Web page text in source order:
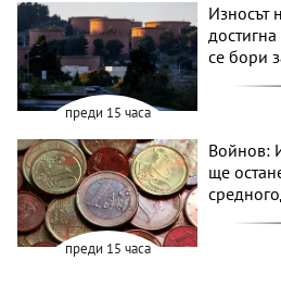
преди 15 часа
Износът
се бори
преди 15 часа
Войнов:
ще